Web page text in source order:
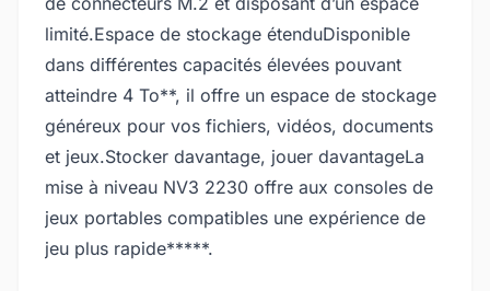
limité.Espace de stockage étenduDisponible
dans différentes capacités élevées pouvant
atteindre 4 To**, il offre un espace de stockage
généreux pour vos fichiers, vidéos, documents
et jeux.Stocker davantage, jouer davantageLa
mise à niveau NV3 2230 offre aux consoles de
jeux portables compatibles une expérience de
jeu plus rapide*****.